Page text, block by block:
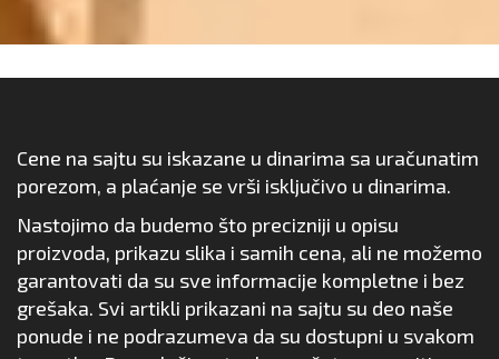
Cene na sajtu su iskazane u dinarima sa uračunatim
porezom, a plaćanje se vrši isključivo u dinarima.
Nastojimo da budemo što precizniji u opisu
proizvoda, prikazu slika i samih cena, ali ne možemo
garantovati da su sve informacije kompletne i bez
grešaka. Svi artikli prikazani na sajtu su deo naše
ponude i ne podrazumeva da su dostupni u svakom